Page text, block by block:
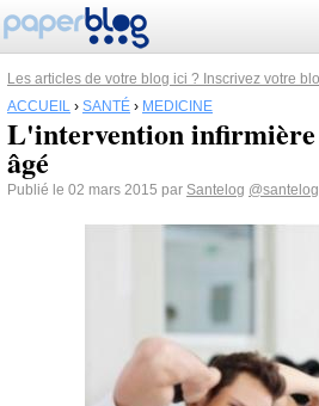
Les articles de votre blog ici ? Inscrivez votre
ACCUEIL › SANTÉ › MEDICINE
L'intervention
âgé
Publié le 02 mars 2015 par Santelog @santelog